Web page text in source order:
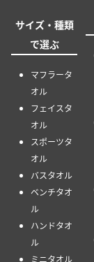
サイズ・種類
で選ぶ
マフラータ
オル
フェイスタ
オル
スポーツタ
オル
バスタオル
ベンチタオ
ル
ハンドタオ
ル
ミニタオル